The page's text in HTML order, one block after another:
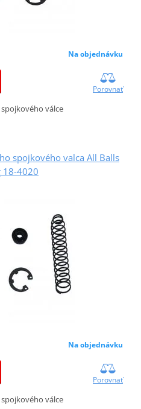
Na objednávku
Porovnať
válce
spojkového valca All Balls
18-4020
Na objednávku
Porovnať
válce